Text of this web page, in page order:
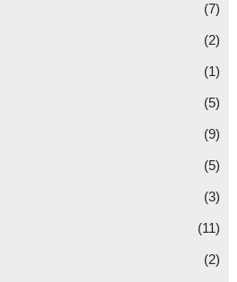
(7)
(2)
(1)
(5)
(9)
(5)
(3)
(11)
(2)